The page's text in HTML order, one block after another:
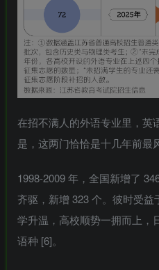
在招不满人的外语专业里，英
是，这两门恰恰是十几年前最
1998-2009 年，全国新增了
齐驱，新增 323 个。彼时受
学升温，高校顺势一拥而上，
语种 [6]。